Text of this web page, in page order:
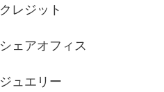
クレジット
シェアオフィス
ジュエリー